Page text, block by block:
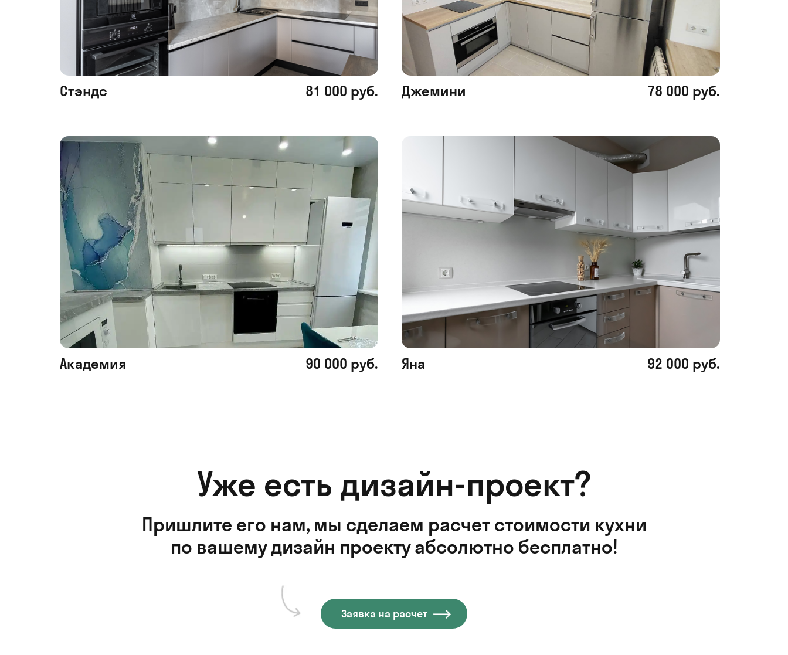
Стэндс 81 000 руб. Джемини 78 000 руб.
Академия 90 000 руб. Яна 92 000 руб.
Уже есть дизайн-проект?
Пришлите его нам, мы сделаем расчет стоимости кухни
по вашему дизайн проекту абсолютно бесплатно!
Заявка на расчет